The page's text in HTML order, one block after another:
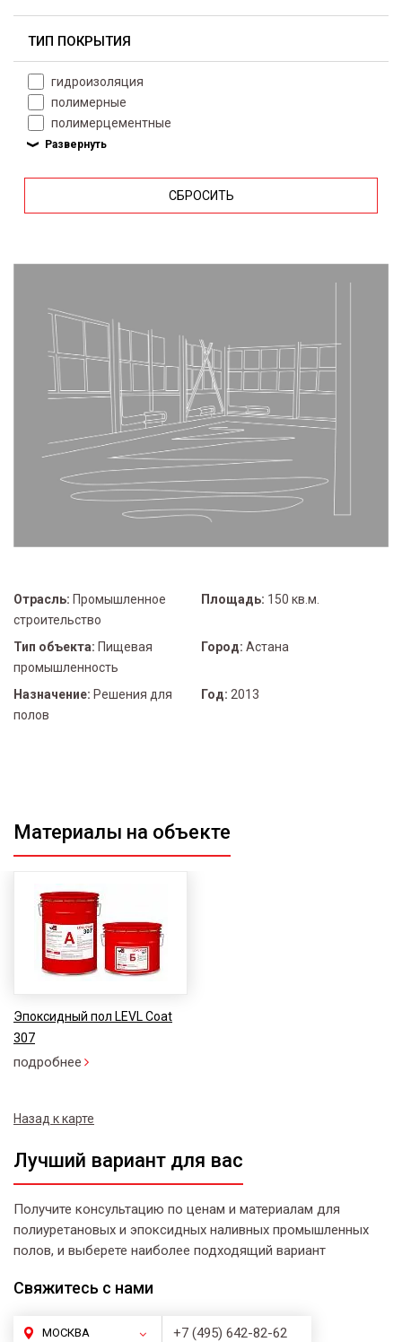
ТИП ПОКРЫТИЯ
гидроизоляция
полимерные
полимерцементные
СБРОСИТЬ
Отрасль: Промышленное
строительство
Площадь: 150 кв.м.
Тип объекта: Пищевая
промышленность
Город: Астана
Назначение: Решения для
полов
Год: 2013
Материалы на объекте
Эпоксидный пол LEVL Coat
307
подробнее
Назад к карте
Лучший вариант для вас
Получите консультацию по ценам и материалам для
полиуретановых и эпоксидных наливных промышленных
полов, и выберете наиболее подходящий вариант
Свяжитесь с нами
МОСКВА +7 (495) 642-82-62